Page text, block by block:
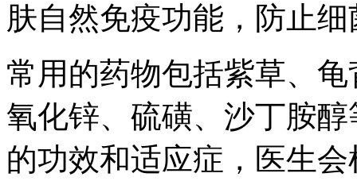
肤自然免疫功能，防止
常用的药物包括紫草、
氧化锌、硫磺、沙丁胺
的功效和适应症，医生